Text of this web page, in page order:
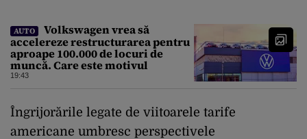
AUTO
Volkswagen vrea să
accelereze restructurarea pentru
aproape 100.000 de locuri de
muncă. Care este motivul
19:43
Îngrijorările legate de viitoarele tarife
americane umbresc perspectivele